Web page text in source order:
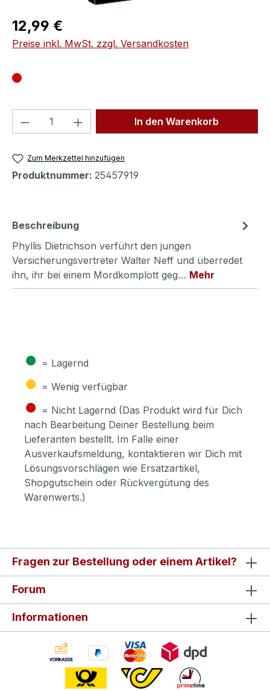
Regulärer Preis:
12,99 €
Preise inkl. MwSt. zzgl. Versandkosten
Produkt Anzahl: Gib denIn den Warenkorb
Zum Merkzettel hinzufügen
Produktnummer: 25457919
Beschreibung
Phyllis Dietrichson verführt den jungen
Versicherungsvertreter Walter Neff und überredet
ihn, ihr bei einem Mordkomplott geg… Mehr
● = Lagernd
● = Wenig verfügbar
● = Nicht Lagernd (Das Produkt wird für Dich
nach Bearbeitung Deiner Bestellung beim
Lieferanten bestellt. Im Falle einer
Ausverkaufsmeldung, kontaktieren wir Dich mit
Lösungsvorschlägen wie Ersatzartikel,
Shopgutschein oder Rückvergütung des
Warenwerts.)
Fragen zur Bestellung oder einem Artikel?
Forum
Informationen